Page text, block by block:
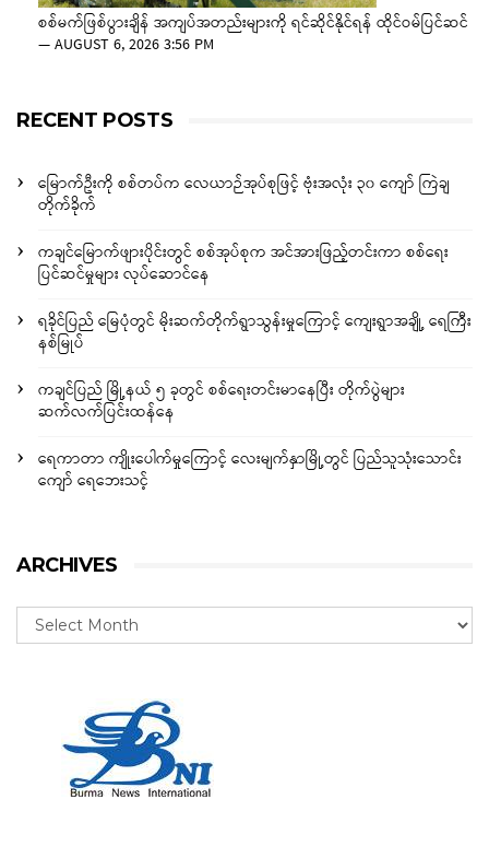
စစ်မက်ဖြစ်ပွားချိန် အကျပ်အတည်းများကို ရင်ဆိုင်နိုင်ရန် ထိုင်ဝမ်ပြင်ဆင်
—AUGUST 6, 2026 3:56 PM
RECENT POSTS
မြောက်ဦးကို စစ်တပ်က လေယာဉ်အုပ်စုဖြင့် ဗုံးအလုံး ၃၀ ကျော် ကြဲချ
တိုက်ခိုက်
ကချင်မြောက်ဖျားပိုင်းတွင် စစ်အုပ်စုက အင်အားဖြည့်တင်းကာ စစ်ရေး
ပြင်ဆင်မှုများ လုပ်ဆောင်နေ
ရခိုင်ပြည် မြေပုံတွင် မိုးဆက်တိုက်ရွာသွန်းမှုကြောင့် ကျေးရွာအချို့ ရေကြီး
နစ်မြုပ်
ကချင်ပြည် မြို့နယ် ၅ ခုတွင် စစ်ရေးတင်းမာနေပြီး တိုက်ပွဲများ
ဆက်လက်ပြင်းထန်နေ
ရေကာတာ ကျိုးပေါက်မှုကြောင့် လေးမျက်နှာမြို့တွင် ပြည်သူသုံးသောင်း
ကျော် ရေဘေးသင့်
ARCHIVES